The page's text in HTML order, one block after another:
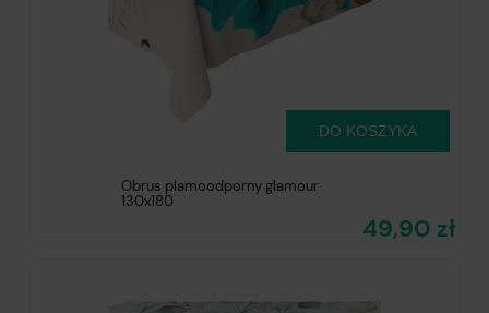
Obrus plamoodporny glamour
130x180
49,90 zł
DO KOSZYKA